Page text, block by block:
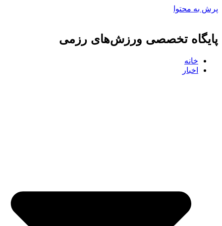
پرش به محتوا
پایگاه تخصصی ورزش‌های رزمی
خانه
اخبار